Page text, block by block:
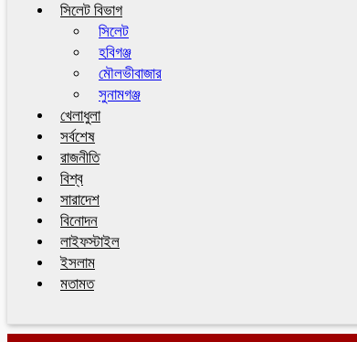
সিলেট বিভাগ
সিলেট
হবিগঞ্জ
মৌলভীবাজার
সুনামগঞ্জ
খেলাধুলা
সর্বশেষ
রাজনীতি
বিশ্ব
সারাদেশ
বিনোদন
লাইফস্টাইল
ইসলাম
মতামত